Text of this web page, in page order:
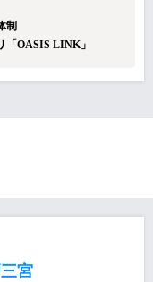
制
「OASIS LINK」
宮